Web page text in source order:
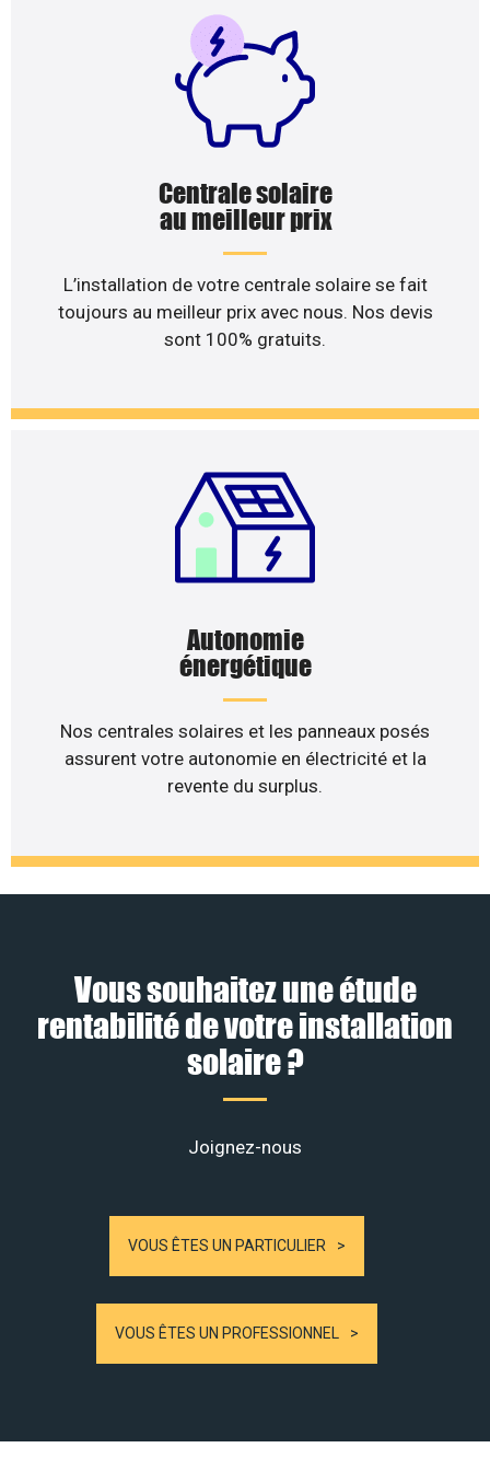
Centrale solaire
au meilleur prix
L’installation de votre centrale solaire se fait
toujours au meilleur prix avec nous. Nos devis
sont 100% gratuits.
Autonomie
énergétique
Nos centrales solaires et les panneaux posés
assurent votre autonomie en électricité et la
revente du surplus.
Vous souhaitez une étude
rentabilité de votre installation
solaire ?
Joignez-nous
VOUS ÊTES UN PARTICULIER
VOUS ÊTES UN PROFESSIONNEL